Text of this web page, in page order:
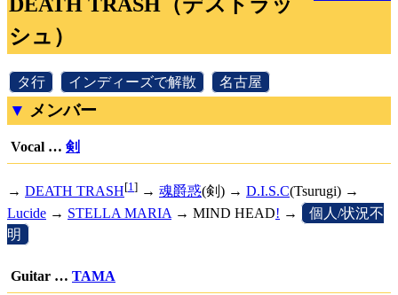
DEATH TRASH（デストラッ
シュ）
タ行 インディーズで解散 名古屋
メンバー
Vocal … 剣
→ DEATH TRASH[1] → 魂爵惑(剣) → D.I.S.C(Tsurugi) →
Lucide → STELLA MARIA → MIND HEAD! →
個人/状況不
明
Guitar … TAMA